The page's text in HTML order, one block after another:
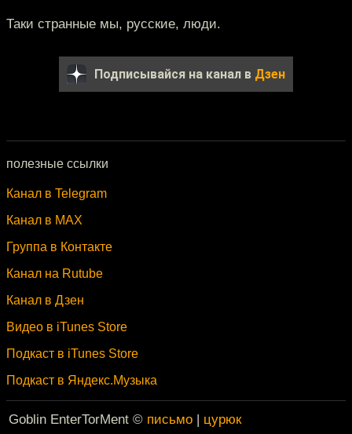
Таки странные мы, русские, люди.
Подписывайся на канал в Дзен
полезные ссылки
Канал в Telegram
Канал в MAX
Группа в Контакте
Канал на Rutube
Канал в Дзен
Видео в iTunes Store
Подкаст в iTunes Store
Подкаст в Яндекс.Музыка
Goblin EnterTorMent © письмо | цурюк